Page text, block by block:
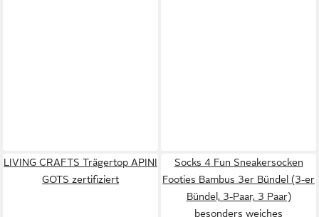
LIVING CRAFTS Trägertop APINI
GOTS zertifiziert
Socks 4 Fun Sneakersocken
Footies Bambus 3er Bündel (3-er
Bündel, 3-Paar, 3 Paar)
besonders weiches